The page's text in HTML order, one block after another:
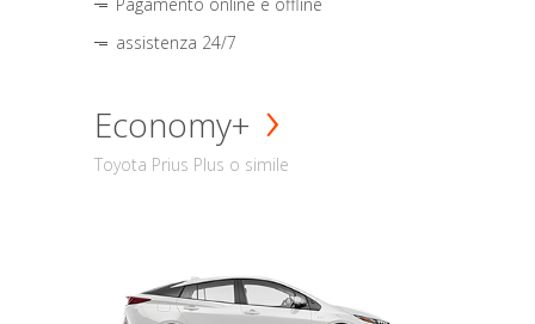
assistenza 24/7
Economy+
Toyota Prius Plus o simile